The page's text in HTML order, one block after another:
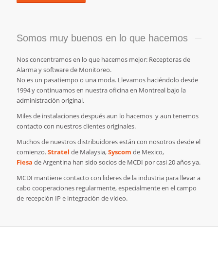
Somos muy buenos en lo que hacemos
Nos concentramos en lo que hacemos mejor: Receptoras de
Alarma y software de Monitoreo.
No es un pasatiempo o una moda. Llevamos haciéndolo desde
1994 y continuamos en nuestra oficina en Montreal bajo la
administración original.
Miles de instalaciones después aun lo hacemos y aun tenemos
contacto con nuestros clientes originales.
Muchos de nuestros distribuidores están con nosotros desde el
comienzo.Stratel de Malaysia,Syscom de Mexico,
Fiesa de Argentina han sido socios de MCDI por casi 20 años ya.
MCDI mantiene contacto con lideres de la industria para llevar a
cabo cooperaciones regularmente, especialmente en el campo
de recepción IP e integración de vídeo.